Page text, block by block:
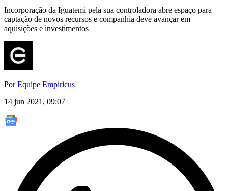
Incorporação da Iguatemi pela sua controladora abre espaço para
captação de novos recursos e companhia deve avançar em
aquisições e investimentos
PorEquipe Empiricus
14 jun 2021, 09:07